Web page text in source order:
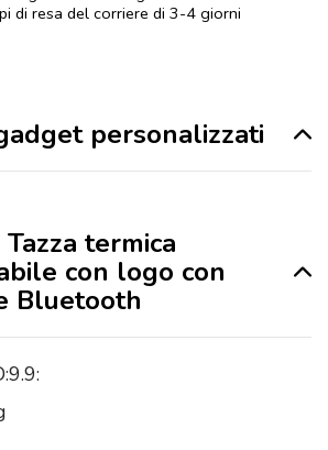
di resa del corriere di 3-4 giorni
personalizzati
termica
con logo con
Bluetooth